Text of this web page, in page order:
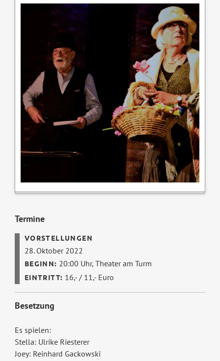
Termine
28. Oktober 2022
20:00 Uhr,Theater am Turm
16,- / 11,- Euro
Besetzung
Es spielen:
Stella: Ulrike Riesterer
Joey: Reinhard Gackowski